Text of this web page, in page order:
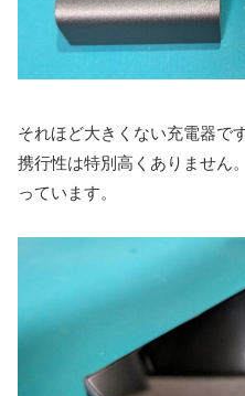
それほど大きくない充電器で
携行性は特別高くありません
っています。